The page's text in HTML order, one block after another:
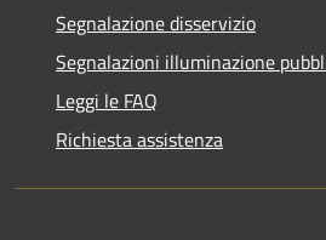
Segnalazione disservizio
Segnalazioni illuminazione
Leggi le FAQ
Richiesta assistenza